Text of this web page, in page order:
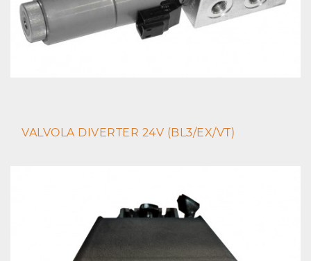
VALVOLA DIVERTER 24V (BL3/EX/VT)